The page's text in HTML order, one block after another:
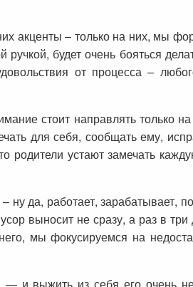
акценты – только на них, мы
будет очень бояться
от процесса –
стоит направлять только
для себя, сообщать ему,
родители устают замечать
да, работает, зарабатывает,
выносит не сразу, а раз в три
мы фокусируемся на
и выжить из себя его очень